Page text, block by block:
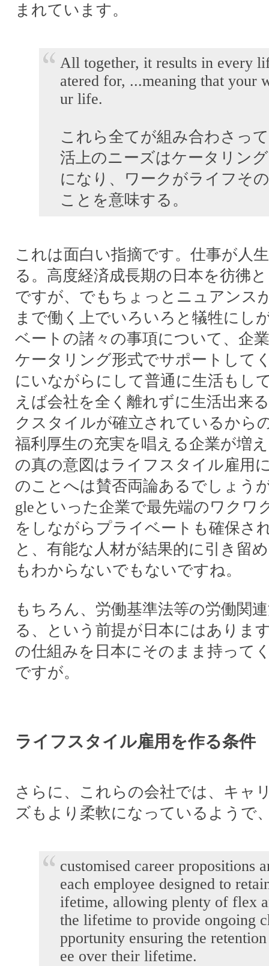
まれています。
All together, it results in every
atered for, ...meaning that your
ur life.
これら全てが組み合わさっ
活上のニーズはケータリン
になり、ワークがライフそ
ことを意味する。
これは面白い指摘です。仕事が人
る。高度経済成長期の日本を彷彿
ですが、でもちょっとニュアンス
まで働く上でいろいろと犠牲にし
ベートの諸々の事項について、企
ケータリング形式でサポートして
にいながらにして普通に生活もし
えば会社を全く離れずに生活出来
クスタイルが確立されているから
福利厚生の充実を唱える企業が増
の真の意図はライフスタイル雇用
のことへは賛否両論あるでしょう
gleといった企業で最先端のワクワ
をしながらプライベートも確保さ
と、有能な人材が結果的に引き留
もわからないでもないですね。
もちろん、労働基準法等の労働関
る、という前提が日本にはありま
の仕組みを日本にそのまま持って
ですが。
ライフスタイル雇用を作る条件
さらに、これらの会社では、キャ
ズもより柔軟になっているようで
customised career propositions
each employee designed to
ifetime, allowing plenty of flex
the lifetime to provide ongoing
pportunity ensuring the
ee over their lifetime.